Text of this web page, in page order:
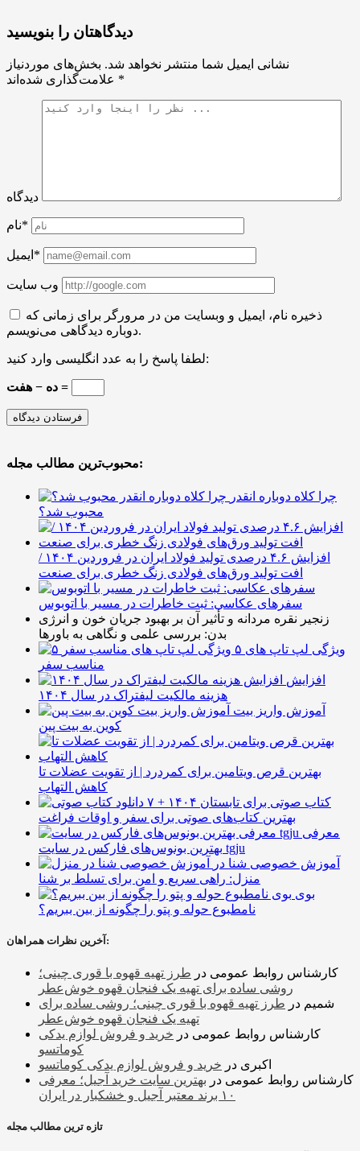
دیدگاهتان را بنویسید
نشانی ایمیل شما منتشر نخواهد شد. بخش‌های موردنیاز
*
دیدگاه
نام*
ایمیل*
وب سایت
ذخیره نام، ایمیل و وبسایت من در مرورگر برای زمانی که
دوباره دیدگاهی می‌نویسم.
لطفا پاسخ را به عدد انگلیسی وارد کنید:
ده − هفت =
محبوب‌ترین مطالب مجله:
چرا کلاه دوباره انقدر
محبوب شد؟
افزایش ۴.۶ درصدی تولید فولاد ایران در فروردین ۱۴۰۴ /
افت تولید ورق‌های فولادی زنگ خطری برای صنعت
سفرهای عکاسی: ثبت خاطرات در مسیر با اتوبوس
زنجیر نقره مردانه و تأثیر آن بر بهبود جریان خون و انرژی
بدن: بررسی علمی و نگاهی به باورها
۵ ویژگی لپ تاپ های
مناسب سفر
افزایش
هزینه مالکیت لیفتراک در سال ۱۴۰۴
آموزش واریز بیت
کوین به بیت پین
بهترین قرص ویتامین برای کمردرد | از تقویت عضلات تا
کاهش التهاب
۷ کتاب صوتی برای تابستان ۱۴۰۴ +
بهترین کتاب‌های صوتی برای سفر و اوقات فراغت
معرفی
بهترین بونوس‌های فارکس در سایت tgju
آموزش خصوصی شنا در
منزل: راهی سریع و امن برای تسلط بر شنا
بوی
نامطبوع حوله و پتو را چگونه از بین ببریم؟
آخرین نظرات همراهان:
کارشناس روابط عمومی در طرز تهیه قهوه با قوری چینی؛
روشی ساده برای تهیه یک فنجان قهوه خوش‌عطر
شمیم در طرز تهیه قهوه با قوری چینی؛ روشی ساده برای
تهیه یک فنجان قهوه خوش‌عطر
کارشناس روابط عمومی در خرید و فروش لوازم یدکی
کوماتسو
اکبری در خرید و فروش لوازم یدکی کوماتسو
کارشناس روابط عمومی در بهترین سایت خرید آجیل؛ معرفی
۱۰ برند معتبر آجیل و خشکبار در ایران
تازه ترین مطالب مجله